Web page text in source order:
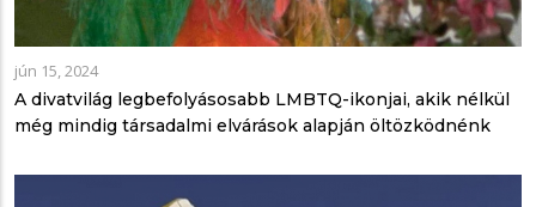
jún 15, 2024
A divatvilág legbefolyásosabb LMBTQ-ikonjai, akik nélkül
még mindig társadalmi elvárások alapján öltözködnénk